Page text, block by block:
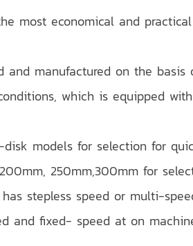
most economical and
and manufactured on the
which is equipped
models for selection for
250mm,300mm for
stepless speed or multi-
and fixed- speed at on